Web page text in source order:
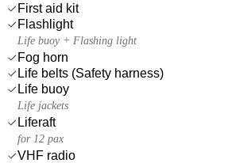
First aid kit
Flashlight
Life buoy + Flashing light
Fog horn
Life belts (Safety harness)
Life buoy
Life jackets
Liferaft
for 12 pax
VHF radio